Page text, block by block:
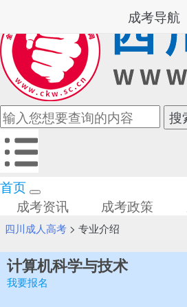
首页
成考资讯
成考政策
四川成人高考> 专业介绍
计算机科学与技术
我要报名
成考导航